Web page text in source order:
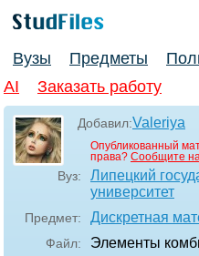
Вузы Предметы
AI
Заказать работу
Добавил:Valeriya
Опубликованный
права? Сообщите
Вуз:
Липецкий
университет
Предмет: Дискретная
Файл: Элементы